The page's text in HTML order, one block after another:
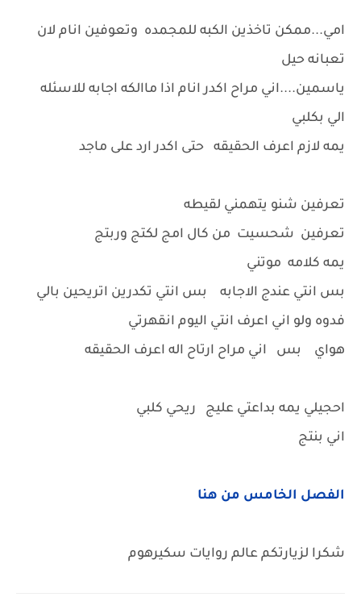
امي...ممكن تاخذين الكبه للمجمده وتعوفين انام لان
تعبانه حيل
ياسمين....اني مراح اكدر انام اذا ماالكه اجابه للاسئله
الي بكلبي
يمه لازم اعرف الحقيقه حتى اكدر ارد على ماجد
تعرفين شنو يتهمني لقيطه
تعرفين شحسيت من كال امج لكتج وربتج
يمه كلامه موتني
بس انتي عندج الاجابه بس انتي تكدرين اتريحين بالي
فدوه ولو اني اعرف انتي اليوم انقهرتي
هواي بس اني مراح ارتاح اله اعرف الحقيقه
احجيلي يمه بداعتي عليج ريحي كلبي
اني بنتج
الفصل الخامس من هنا
شكرا لزيارتكم عالم روايات سكيرهوم